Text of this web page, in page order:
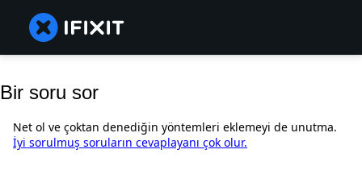
Bir soru sor
Net ol ve çoktan denediğin yöntemleri eklemeyi de unutma.
İyi sorulmuş soruların cevaplayanı çok olur.